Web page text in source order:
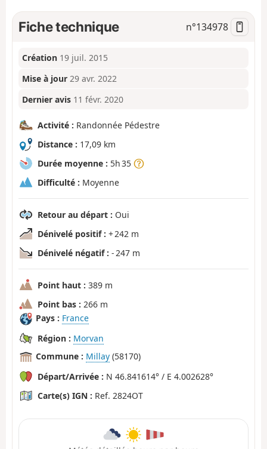
n
Fiche technique n°134978
Création 19 juil. 2015
Mise à jour 29 avr. 2022
Dernier avis 11 févr. 2020
Activité : Randonnée Pédestre
Distance : 17,09 km
Durée moyenne : 5h 35
Difficulté : Moyenne
Retour au départ : Oui
Dénivelé positif : + 242 m
Dénivelé négatif : - 247 m
Point haut : 389 m
Point bas : 266 m
Pays : France
Région : Morvan
Commune : Millay (58170)
Départ/Arrivée : N 46.841614° / E 4.002628°
Carte(s) IGN : Ref. 2824OT